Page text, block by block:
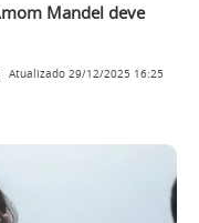
Mandel deve
Atualizado 29/12/2025 16:25